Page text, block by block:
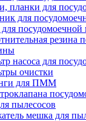
планки для
для
резина
насоса для
очистки
для ПММ
пылесосов
мешка для